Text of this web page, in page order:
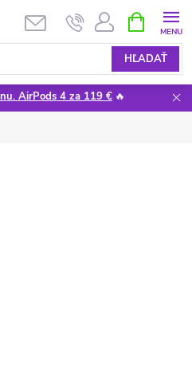
HĽADAŤ
KOŠÍK
AirPods 4 za 119 € 🔥